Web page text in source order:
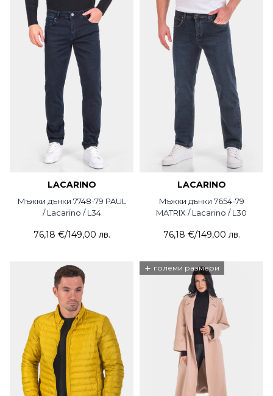
LACARINO
Мъжки дънки 7748-79 PAUL
/ Lacarino / L34
76,18 €/149,00 лв.
LACARINO
Mъжки дънки 7654-79
MATRIX / Lacarino / L30
76,18 €/149,00 лв.
+ големи размери